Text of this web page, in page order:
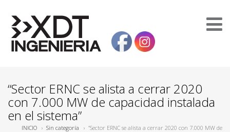
“Sector ERNC se alista a cerrar 2020
con 7.000 MW de capacidad instalada
en el sistema”
INICIO › Sin categoría › “Sector ERNC se alista a cerrar 2020 con 7.000 MW de